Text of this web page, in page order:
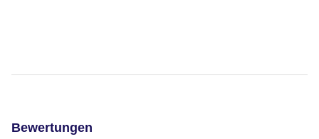
Bewertungen